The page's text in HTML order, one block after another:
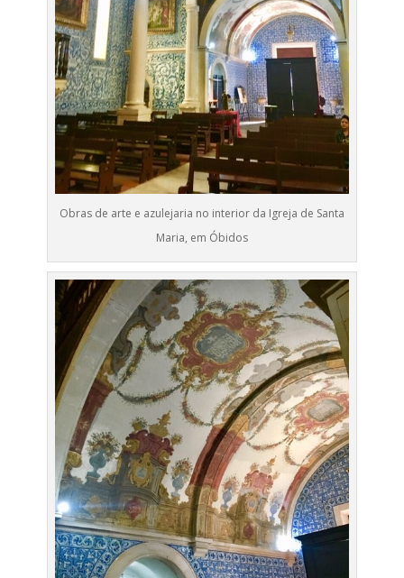
Obras de arte e azulejaria no interior da Igreja de Santa
Maria, em Óbidos